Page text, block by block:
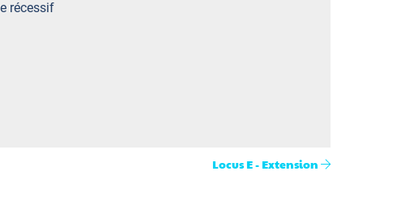
récessif
Locus E - Extension